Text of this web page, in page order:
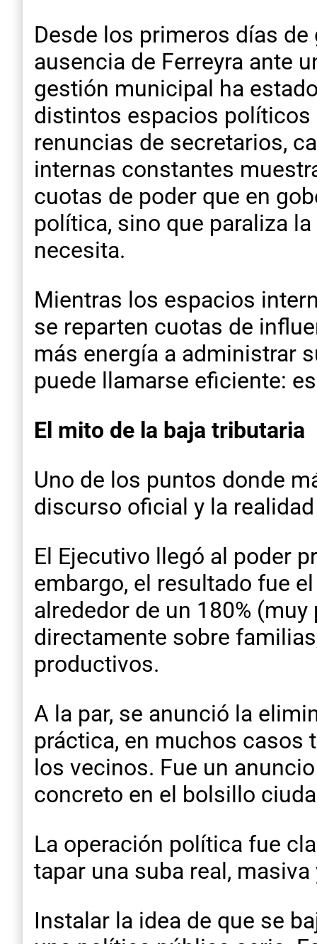
Desde los primeros días
ausencia de Ferreyra ante
gestión municipal ha
distintos espacios políticos
renuncias de secretarios,
internas constantes
cuotas de poder que en
política, sino que paraliza
necesita.
Mientras los espacios
se reparten cuotas de
más energía a administrar
puede llamarse eficiente:
El mito de la baja tributaria
Uno de los puntos donde
discurso oficial y la
El Ejecutivo llegó al poder
embargo, el resultado fue
alrededor de un 180%
directamente sobre
productivos.
A la par, se anunció la
práctica, en muchos casos
los vecinos. Fue un
concreto en el bolsillo
La operación política fue
tapar una suba real,
Instalar la idea de que se